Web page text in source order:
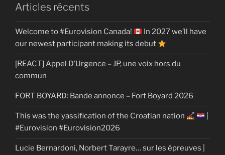
Articles récents
Welcome to #Eurovision Canada!
In 2027 we’ll have
our newest participant making its debut
[REACT] Appel D’Urgence – JP, une voix hors du
commun
FORT BOYARD: Bande annonce – Fort Boyard 2026
This was the yassification of the Croatian nation
#Eurovision #Eurovision2026
Lucie Bernardoni, Norbert Tarayre… sur les épreuves |